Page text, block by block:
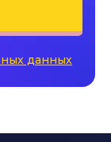
данных